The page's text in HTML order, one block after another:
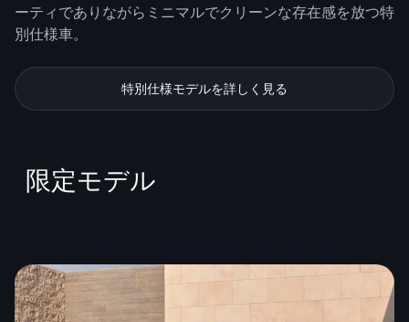
ーティでありながらミニマルでクリーンな存在感を放つ特
別仕様車。
特別仕様モデルを詳しく見る
限定モデル